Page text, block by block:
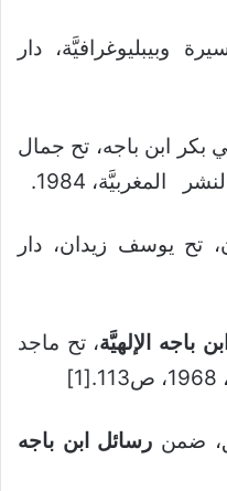
وبيبليوغرافيَّة، دار
بكر ابن باجه، تح جمال
المغربيَّة، 1984.
تح يوسف زيدان، دار
باجه الإلهيَّة، تح ماجد
ضمن رسائل ابن باجه